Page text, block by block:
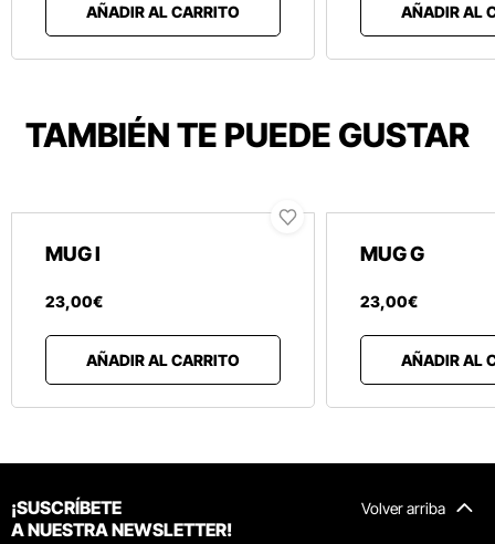
AÑADIR AL CARRITO AÑADIR AL
TAMBIÉN TE PUEDE GUSTAR
MUG I
23,00€
AÑADIR AL CARRITO
MUG G
23,00€
AÑADIR AL
Volver arriba
¡SUSCRÍBETE
A NUESTRA NEWSLETTER!